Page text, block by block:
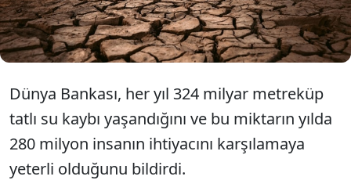
kaynaklarını hızla tükettiğini ortaya koydu.
Dünya Bankası, her yıl 324 milyar metreküp
tatlı su kaybı yaşandığını ve bu miktarın yılda
280 milyon insanın ihtiyacını karşılamaya
yeterli olduğunu bildirdi.